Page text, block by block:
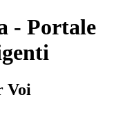
- Portale
Voi